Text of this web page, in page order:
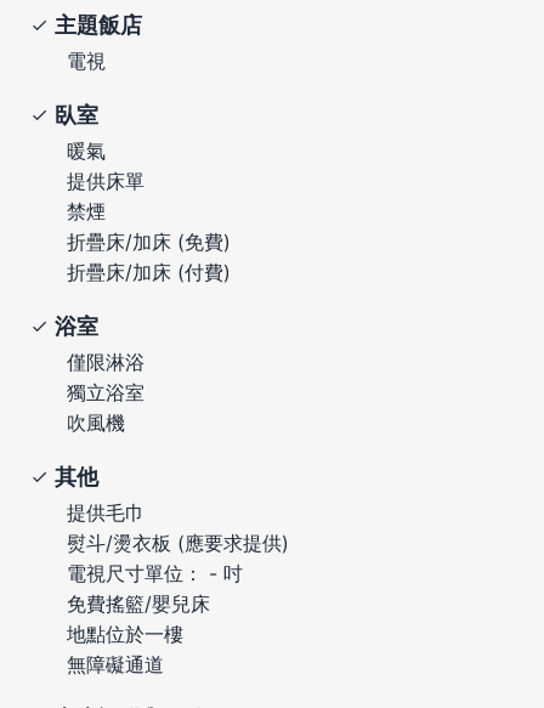
主題飯店
電視
臥室
暖氣
提供床單
禁煙
折疊床/加床 (免費)
折疊床/加床 (付費)
浴室
僅限淋浴
獨立浴室
吹風機
其他
提供毛巾
熨斗/燙衣板 (應要求提供)
電視尺寸單位： - 吋
免費搖籃/嬰兒床
地點位於一樓
無障礙通道